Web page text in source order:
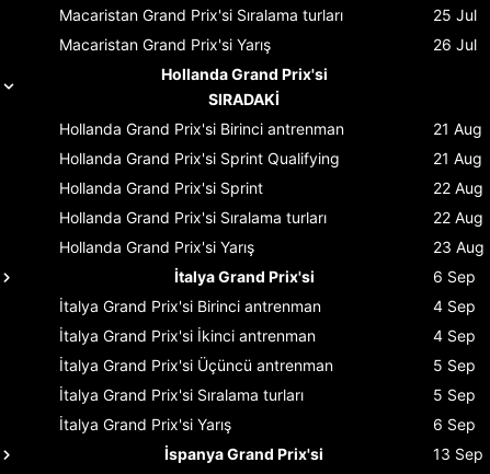
Macaristan Grand Prix'si Sıralama turları 25 Jul
Macaristan Grand Prix'si Yarış 26 Jul
Hollanda Grand Prix'si
SIRADAKİ
Hollanda Grand Prix'si Birinci antrenman 21 Aug
Hollanda Grand Prix'si Sprint Qualifying 21 Aug
Hollanda Grand Prix'si Sprint 22 Aug
Hollanda Grand Prix'si Sıralama turları 22 Aug
Hollanda Grand Prix'si Yarış 23 Aug
İtalya Grand Prix'si
6 Sep
İtalya Grand Prix'si Birinci antrenman 4 Sep
İtalya Grand Prix'si İkinci antrenman 4 Sep
İtalya Grand Prix'si Üçüncü antrenman 5 Sep
İtalya Grand Prix'si Sıralama turları 5 Sep
İtalya Grand Prix'si Yarış 6 Sep
İspanya Grand Prix'si
13 Sep